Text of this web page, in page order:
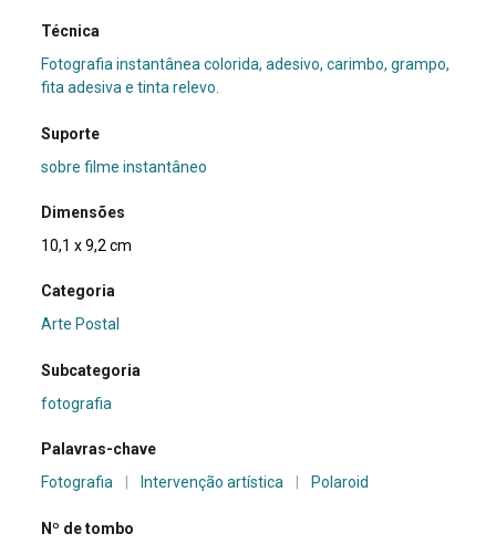
Técnica
Fotografia instantânea colorida, adesivo, carimbo, grampo,
fita adesiva e tinta relevo.
Suporte
sobre filme instantâneo
Dimensões
10,1 x 9,2 cm
Categoria
Arte Postal
Subcategoria
fotografia
Palavras-chave
Fotografia
Intervenção artística Polaroid
Nº de tombo